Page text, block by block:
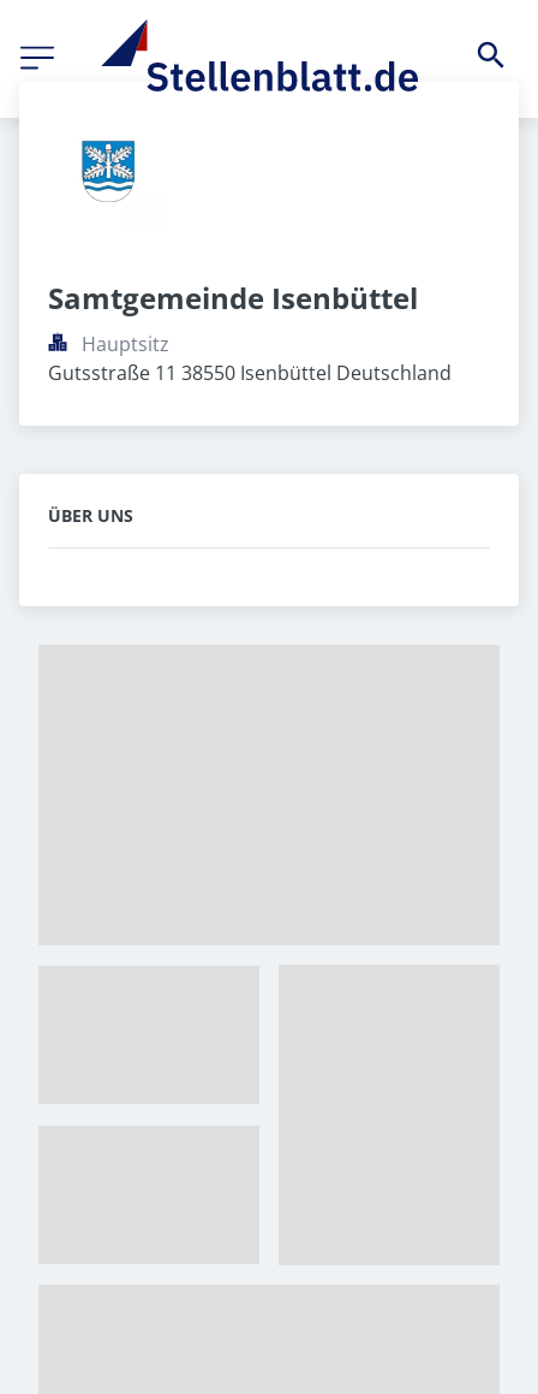
Samtgemeinde Isenbüttel
Hauptsitz
Gutsstraße 11 38550 Isenbüttel Deutschland
ÜBER UNS